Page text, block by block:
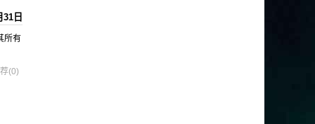
31日
所有
(0)